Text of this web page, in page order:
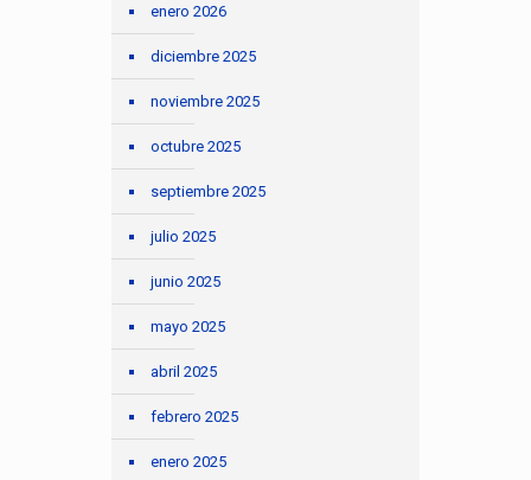
enero 2026
diciembre 2025
noviembre 2025
octubre 2025
septiembre 2025
julio 2025
junio 2025
mayo 2025
abril 2025
febrero 2025
enero 2025